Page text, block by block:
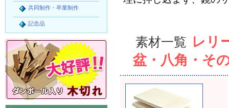
素材一覧 レリ
盆・八角・そ
共同制作・卒業制作
記念品